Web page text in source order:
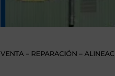
VENTA – REPARACIÓN –